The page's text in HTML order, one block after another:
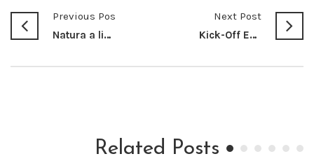
Previous Post
Natura a livelli – Elogio al Pulo – ciredz
Next Post
Kick-Off Enziteto – Geometric Bang
Related Posts